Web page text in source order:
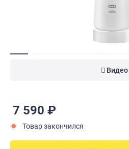
Видео
7 590 ₽
Товар закончился